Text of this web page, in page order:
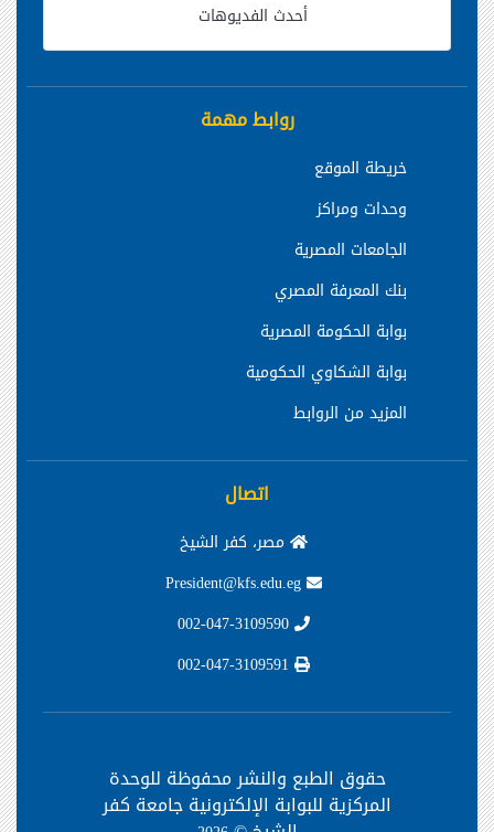
أحدث الفديوهات
روابط مهمة
خريطة الموقع
وحدات ومراكز
الجامعات المصرية
بنك المعرفة المصري
بوابة الحكومة المصرية
بوابة الشكاوي الحكومية
المزيد من الروابط
اتصال
مصر، كفر الشيخ
حقوق الطبع والنشر محفوظة للوحدة
المركزية للبوابة الإلكترونية جامعة كفر